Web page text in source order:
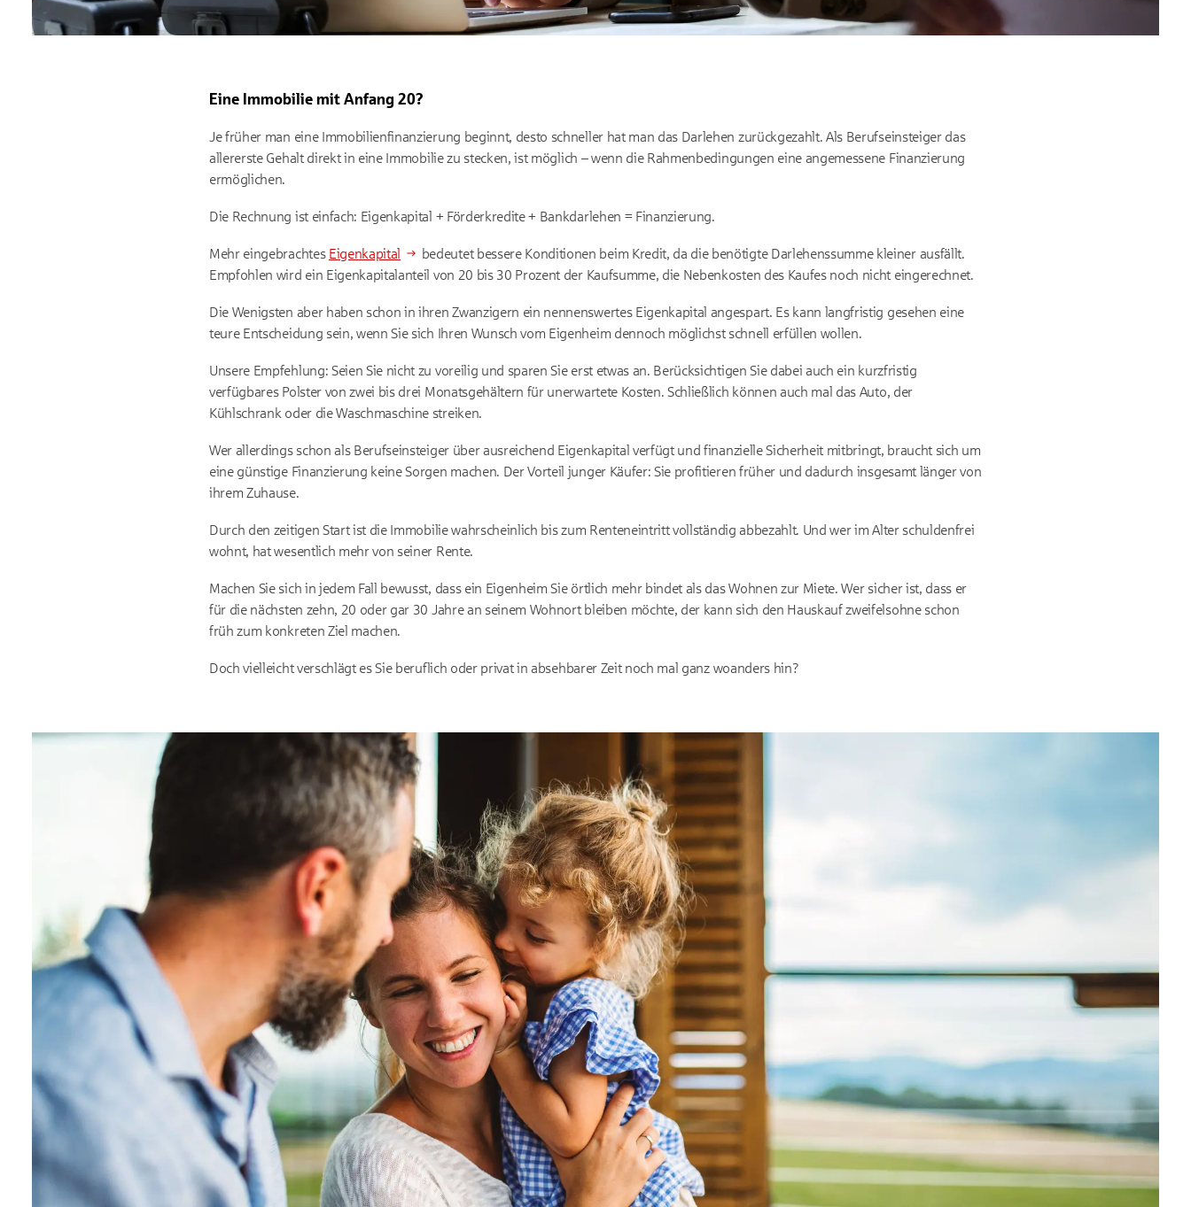
Eine Immobilie mit Anfang 20?
Je früher man eine Immobilienfinanzierung beginnt, desto schneller hat man das Darlehen zurückgezahlt. Als Berufseinsteiger das
allererste Gehalt direkt in eine Immobilie zu stecken, ist möglich – wenn die Rahmenbedingungen eine angemessene Finanzierung
ermöglichen.
Die Rechnung ist einfach: Eigenkapital + Förderkredite + Bankdarlehen = Finanzierung.
Mehr eingebrachtes Eigenkapital
bedeutet bessere Konditionen beim Kredit, da die benötigte Darlehenssumme kleiner ausfällt.
Empfohlen wird ein Eigenkapitalanteil von 20 bis 30 Prozent der Kaufsumme, die Nebenkosten des Kaufes noch nicht eingerechnet.
Die Wenigsten aber haben schon in ihren Zwanzigern ein nennenswertes Eigenkapital angespart. Es kann langfristig gesehen eine
teure Entscheidung sein, wenn Sie sich Ihren Wunsch vom Eigenheim dennoch möglichst schnell erfüllen wollen.
Unsere Empfehlung: Seien Sie nicht zu voreilig und sparen Sie erst etwas an. Berücksichtigen Sie dabei auch ein kurzfristig
verfügbares Polster von zwei bis drei Monatsgehältern für unerwartete Kosten. Schließlich können auch mal das Auto, der
Kühlschrank oder die Waschmaschine streiken.
Wer allerdings schon als Berufseinsteiger über ausreichend Eigenkapital verfügt und finanzielle Sicherheit mitbringt, braucht sich um
eine günstige Finanzierung keine Sorgen machen. Der Vorteil junger Käufer: Sie profitieren früher und dadurch insgesamt länger von
ihrem Zuhause.
Durch den zeitigen Start ist die Immobilie wahrscheinlich bis zum Renteneintritt vollständig abbezahlt. Und wer im Alter schuldenfrei
wohnt, hat wesentlich mehr von seiner Rente.
Machen Sie sich in jedem Fall bewusst, dass ein Eigenheim Sie örtlich mehr bindet als das Wohnen zur Miete. Wer sicher ist, dass er
für die nächsten zehn, 20 oder gar 30 Jahre an seinem Wohnort bleiben möchte, der kann sich den Hauskauf zweifelsohne schon
früh zum konkreten Ziel machen.
Doch vielleicht verschlägt es Sie beruflich oder privat in absehbarer Zeit noch mal ganz woanders hin?